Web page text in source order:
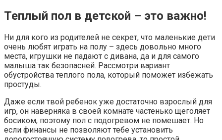
Теплый пол в детской – это важно!
Ни для кого из родителей не секрет, что маленькие дети
очень любят играть на полу – здесь довольно много
места, игрушки не падают с дивана, да и для самого
малыша так безопасней. Рассмотри вариант
обустройства теплого пола, который поможет избежать
простуды.
Даже если твой ребенок уже достаточно взрослый для
игр, он наверняка в своей комнате частенько щеголяет
босиком, поэтому пол с подогревом не помешает. Но
если финансы не позволяют тебе установить